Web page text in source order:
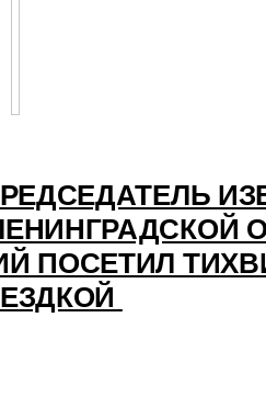
ПОСЕТИЛ